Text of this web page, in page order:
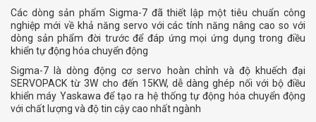
Các dòng sản phẩm Sigma-7 đã thiết lập một tiêu chuẩn công
nghiệp mới về khả năng servo với các tính năng nâng cao so với
dòng sản phẩm đời trước để đáp ứng mọi ứng dụng trong điều
khiển tự động hóa chuyển động
Sigma-7 là dòng động cơ servo hoàn chỉnh và độ khuếch đại
SERVOPACK từ 3W cho đến 15KW, dễ dàng ghép nối với bộ điều
khiển máy Yaskawa để tạo ra hệ thống tự động hóa chuyển động
với chất lượng và độ tin cậy cao nhất ngành